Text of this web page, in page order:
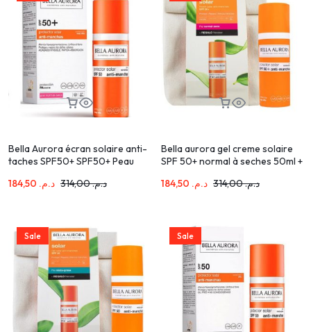
Bella Aurora écran solaire anti-
taches SPF50+ SPF50+ Peau
د.م.314,00 د.م.
Bella aurora gel creme solaire
SPF 50+ normal à seches 50ml +
د.م.314,00 د.م.
Sale Sale